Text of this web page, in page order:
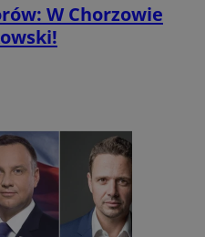
W Chorzowie